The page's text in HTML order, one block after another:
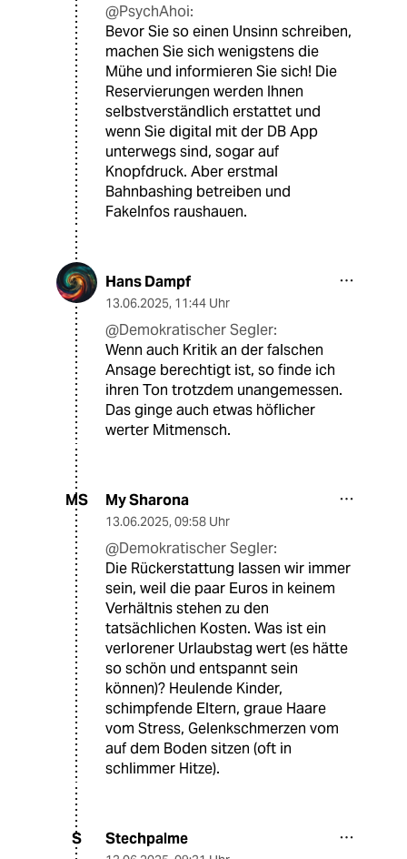
@PsychAhoi:
Bevor Sie so einen Unsinn schreiben,
machen Sie sich wenigstens die
Mühe und informieren Sie sich! Die
Reservierungen werden Ihnen
selbstverständlich erstattet und
wenn Sie digital mit der DB App
unterwegs sind, sogar auf
Knopfdruck. Aber erstmal
Bahnbashing betreiben und
FakeInfos raushauen.
Hans Dampf
13.06.2025, 11:44 Uhr
@Demokratischer Segler:
Wenn auch Kritik an der falschen
Ansage berechtigt ist, so finde ich
ihren Ton trotzdem unangemessen.
Das ginge auch etwas höflicher
werter Mitmensch.
MS My Sharona
13.06.2025, 09:58 Uhr
@Demokratischer Segler:
Die Rückerstattung lassen wir immer
sein, weil die paar Euros in keinem
Verhältnis stehen zu den
tatsächlichen Kosten. Was ist ein
verlorener Urlaubstag wert (es hätte
so schön und entspannt sein
können)? Heulende Kinder,
schimpfende Eltern, graue Haare
vom Stress, Gelenkschmerzen vom
auf dem Boden sitzen (oft in
schlimmer Hitze).
S Stechpalme